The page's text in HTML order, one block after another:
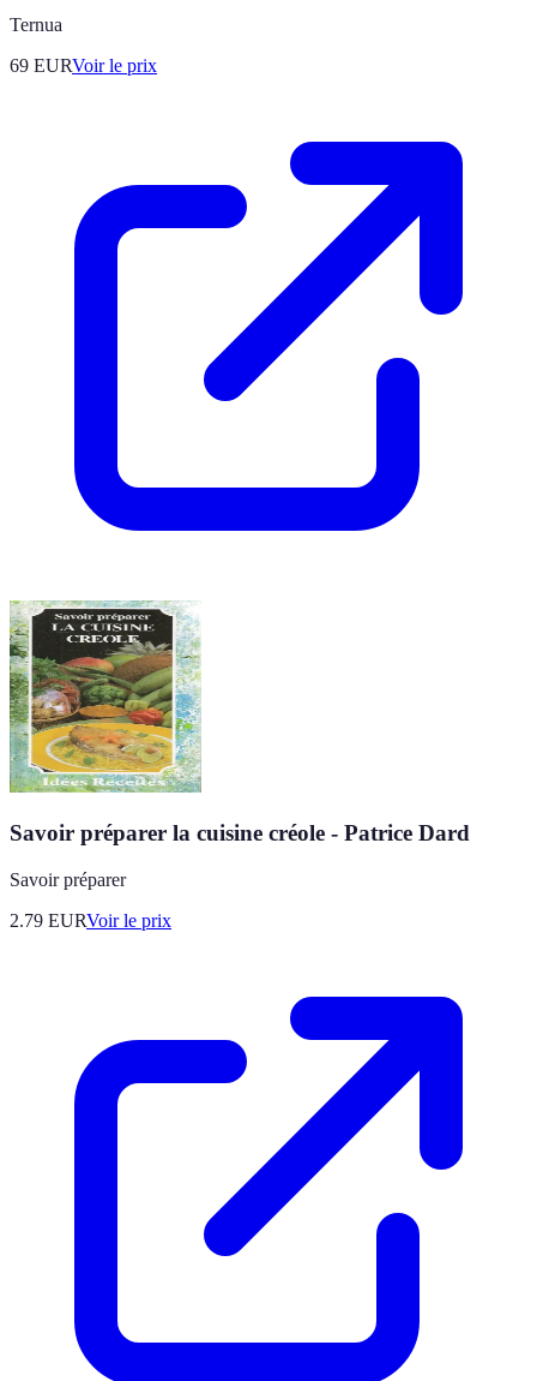
Ternua
69 EURVoir le prix
Savoir préparer la cuisine créole - Patrice Dard
Savoir préparer
2.79 EURVoir le prix